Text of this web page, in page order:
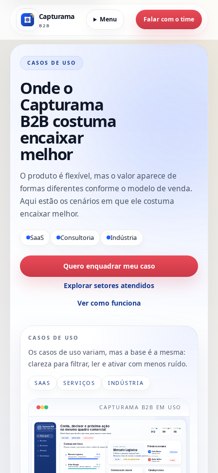
Capturama
B2B
Menu Falar com o time
CASOS DE USO
Onde o
Capturama
B2B costuma
encaixar
melhor
O produto é flexível, mas o valor aparece de
formas diferentes conforme o modelo de venda.
Aqui estão os cenários em que ele costuma
encaixar melhor.
SaaS Consultoria Indústria
Quero enquadrar meu caso
Explorar setores atendidos
Ver como funciona
CASOS DE USO
Os casos de uso variam, mas a base é a mesma:
clareza para filtrar, ler e ativar com menos ruído.
SAAS SERVIÇOS INDÚSTRIA
CAPTURAMA B2B EM USO